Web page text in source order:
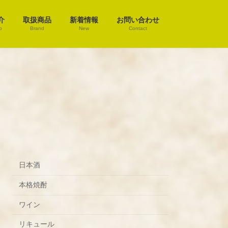
取扱商品
Brand
新着情報
New
お問い合わせ
Contact
日本酒
本格焼酎
ワイン
リキュール